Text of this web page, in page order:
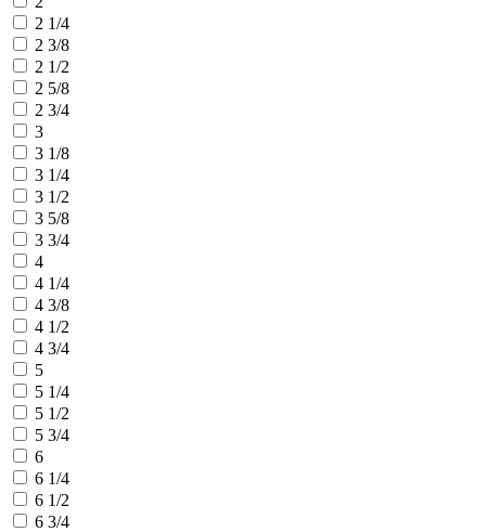
2 1/4
2 3/8
2 1/2
2 5/8
2 3/4
3
3 1/8
3 1/4
3 1/2
3 5/8
3 3/4
4
4 1/4
4 3/8
4 1/2
4 3/4
5
5 1/4
5 1/2
5 3/4
6
6 1/4
6 1/2
6 3/4